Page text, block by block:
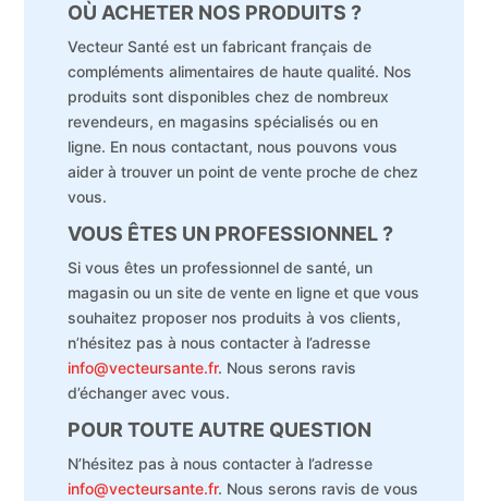
OÙ ACHETER NOS PRODUITS ?
Vecteur Santé est un fabricant français de
compléments alimentaires de haute qualité. Nos
produits sont disponibles chez de nombreux
revendeurs, en magasins spécialisés ou en
ligne. En nous contactant, nous pouvons vous
aider à trouver un point de vente proche de chez
vous.
VOUS ÊTES UN PROFESSIONNEL ?
Si vous êtes un professionnel de santé, un
magasin ou un site de vente en ligne et que vous
souhaitez proposer nos produits à vos clients,
n’hésitez pas à nous contacter à l’adresse
info@vecteursante.fr. Nous serons ravis
d’échanger avec vous.
POUR TOUTE AUTRE QUESTION
N’hésitez pas à nous contacter à l’adresse
info@vecteursante.fr. Nous serons ravis de vous